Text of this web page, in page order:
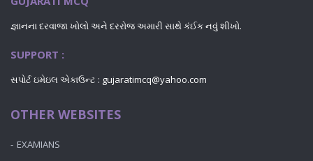
જ્ઞાનના દરવાજા ખોલો અને દરરોજ અમારી સાથે કંઈક નવું શીખો.
SUPPORT :
સપોર્ટ ઇમેઇલ એકાઉન્ટ : gujaratimcq@yahoo.com
OTHER WEBSITES
EXAMIANS